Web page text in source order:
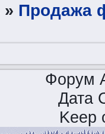
» Продажа
Форум
Дата
Keep